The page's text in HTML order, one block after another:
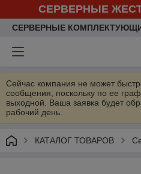
СЕРВЕРНЫЕ
СЕРВЕРНЫЕ
Сейчас компания не может
сообщения, поскольку по ее
выходной. Ваша заявка будет
рабочий день.
КАТАЛОГ ТОВАРОВ